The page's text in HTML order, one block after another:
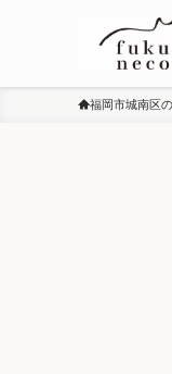
福岡市城南区